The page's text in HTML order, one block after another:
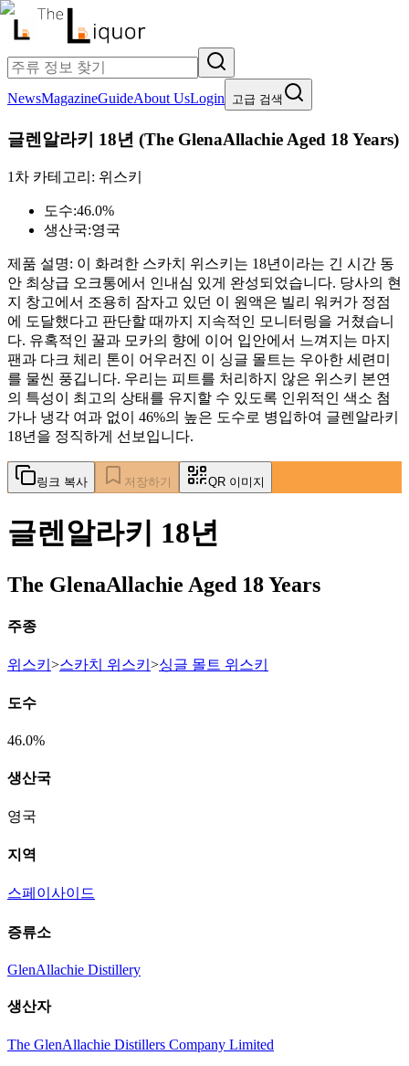
NewsMagazineGuideAbout UsLogin 고급 검색
글렌알라키 18년 (The GlenaAllachie Aged 18 Years)
1차 카테고리: 위스키
도수:46.0%
생산국:영국
제품 설명: 이 화려한 스카치 위스키는 18년이라는 긴 시간 동
안 최상급 오크통에서 인내심 있게 완성되었습니다. 당사의 현
지 창고에서 조용히 잠자고 있던 이 원액은 빌리 워커가 정점
에 도달했다고 판단할 때까지 지속적인 모니터링을 거쳤습니
다. 유혹적인 꿀과 모카의 향에 이어 입안에서 느껴지는 마지
팬과 다크 체리 톤이 어우러진 이 싱글 몰트는 우아한 세련미
를 물씬 풍깁니다. 우리는 피트를 처리하지 않은 위스키 본연
의 특성이 최고의 상태를 유지할 수 있도록 인위적인 색소 첨
가나 냉각 여과 없이 46%의 높은 도수로 병입하여 글렌알라키
18년을 정직하게 선보입니다.
링크 복사 저장하기 QR 이미지
글렌알라키 18년
The GlenaAllachie Aged 18 Years
주종
위스키 >스카치 위스키 >싱글 몰트 위스키
도수
46.0%
생산국
영국
지역
스페이사이드
증류소
GlenAllachie Distillery
생산자
The GlenAllachie Distillers Company Limited